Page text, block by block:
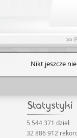
>>
Nikt jeszcze
5 544 371 dzieł
32 886 912